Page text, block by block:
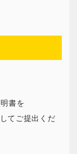
書を
てご提出くだ